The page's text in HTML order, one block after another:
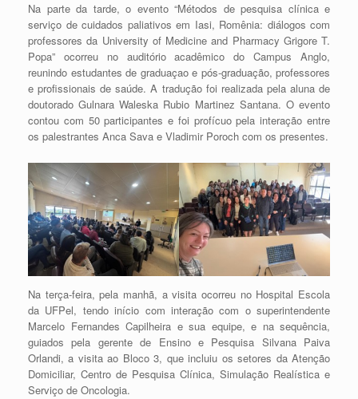
Na parte da tarde, o evento “Métodos de pesquisa clínica e
serviço de cuidados paliativos em Iasi, Romênia: diálogos com
professores da University of Medicine and Pharmacy Grigore T.
Popa” ocorreu no auditório acadêmico do Campus Anglo,
reunindo estudantes de graduaçao e pós-graduação, professores
e profissionais de saúde. A tradução foi realizada pela aluna de
doutorado Gulnara Waleska Rubio Martinez Santana. O evento
contou com 50 participantes e foi profícuo pela interação entre
os palestrantes Anca Sava e Vladimir Poroch com os presentes.
Na terça-feira, pela manhã, a visita ocorreu no Hospital Escola
da UFPel, tendo início com interação com o superintendente
Marcelo Fernandes Capilheira e sua equipe, e na sequência,
guiados pela gerente de Ensino e Pesquisa Silvana Paiva
Orlandi, a visita ao Bloco 3, que incluiu os setores da Atenção
Domiciliar, Centro de Pesquisa Clínica, Simulação Realística e
Serviço de Oncologia.